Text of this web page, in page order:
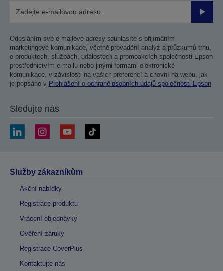
Odesláním své e-mailové adresy souhlasíte s přijímáním
marketingové komunikace, včetně provádění analýz a průzkumů trhu,
o produktech, službách, událostech a promoakcích společnosti Epson
prostřednictvím e-mailu nebo jinými formami elektronické
komunikace, v závislosti na vašich preferencí a chovní na webu, jak
je popsáno v Prohlášení o ochraně osobních údajů společnosti Epson
Sledujte nás
Služby zákazníkům
Akční nabídky
Registrace produktu
Vrácení objednávky
Ověření záruky
Registrace CoverPlus
Kontaktujte nás